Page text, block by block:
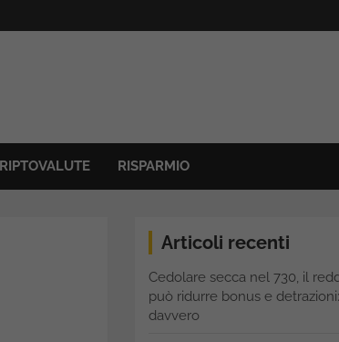
RISPARMIO
Articoli recenti
Cedolare secca nel 730, il
può ridurre bonus e
davvero